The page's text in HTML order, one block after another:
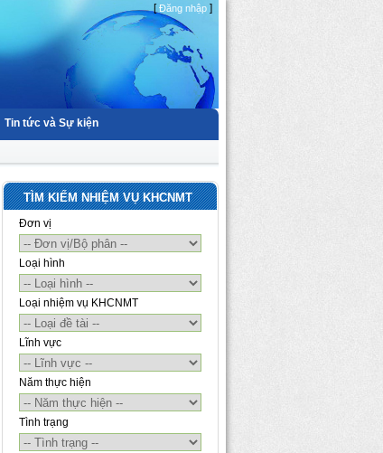
[Đăng nhập ]
Tin tức và Sự kiện
TÌM KIẾM NHIỆM VỤ KHCNMT
Đơn vị
Loại hình
Loại nhiệm vụ KHCNMT
Lĩnh vực
Năm thực hiện
Tình trạng